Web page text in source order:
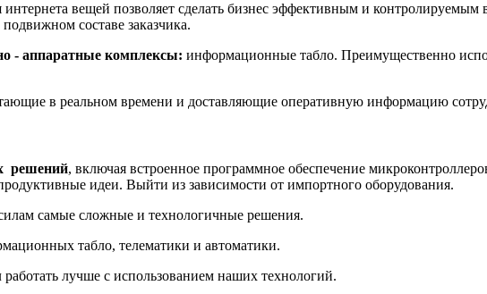
вещей позволяет сделать бизнес эффективным и
составе заказчика.
- аппаратные комплексы: информационные табло. Преимущественно
в реальном времени и доставляющие оперативную информацию
решений, включая встроенное программное обеспечение
идеи. Выйти из зависимости от импортного оборудования.
самые сложные и технологичные решения.
табло, телематики и автоматики.
лучше с использованием наших технологий.